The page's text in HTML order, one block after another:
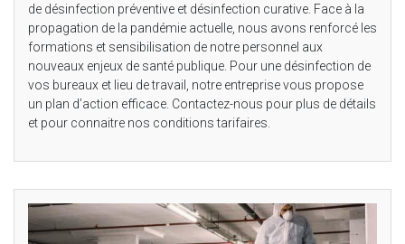
de désinfection préventive et désinfection curative. Face à la
propagation de la pandémie actuelle, nous avons renforcé les
formations et sensibilisation de notre personnel aux
nouveaux enjeux de santé publique. Pour une désinfection de
vos bureaux et lieu de travail, notre entreprise vous propose
un plan d’action efficace. Contactez-nous pour plus de détails
et pour connaitre nos conditions tarifaires.